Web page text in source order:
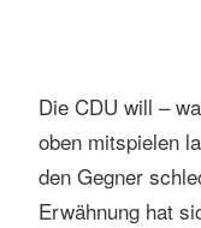
Die CDU will –
oben mitspielen
den Gegner
Erwähnung hat